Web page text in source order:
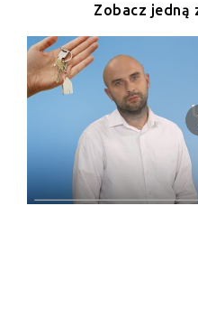
Zobacz jedną